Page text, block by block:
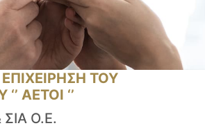
ΤΟΥ
ΑΕΤΟΙ ‘’
Ο.Ε.